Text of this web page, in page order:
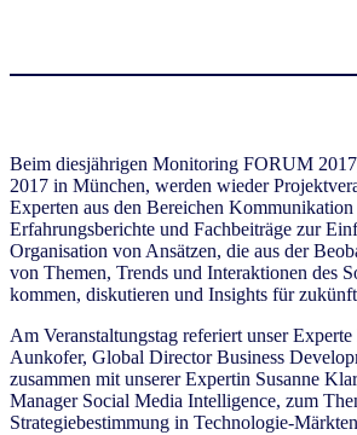
Beim diesjährigen Monitoring FORUM
2017 in München, werden wieder
Experten aus den Bereichen
Erfahrungsberichte und Fachbeiträge zur
Organisation von Ansätzen, die aus der
von Themen, Trends und Interaktionen des
kommen, diskutieren und Insights für
Am Veranstaltungstag referiert unser
Aunkofer, Global Director Business
zusammen mit unserer Expertin Susanne
Manager Social Media Intelligence, zum
Strategiebestimmung in Technologie-